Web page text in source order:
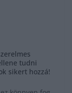
tudni
sikert hozzá!